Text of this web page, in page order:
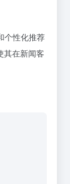
个性化推荐
其在新闻客